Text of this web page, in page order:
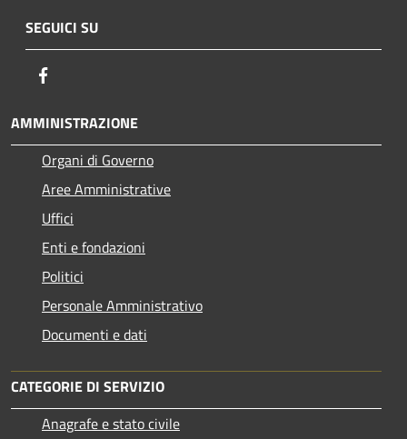
SEGUICI SU
AMMINISTRAZIONE
Organi di Governo
Aree Amministrative
Uffici
Enti e fondazioni
Politici
Personale Amministrativo
Documenti e dati
CATEGORIE DI SERVIZIO
Anagrafe e stato civile